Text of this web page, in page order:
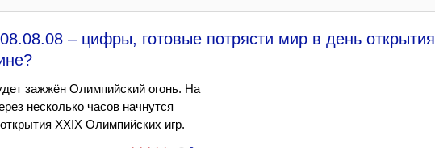
08.08.08 – цифры, готовые потрясти мир в день открытия
зажжён Олимпийский огонь. На
несколько часов начнутся
ХХIХ Олимпийских игр.